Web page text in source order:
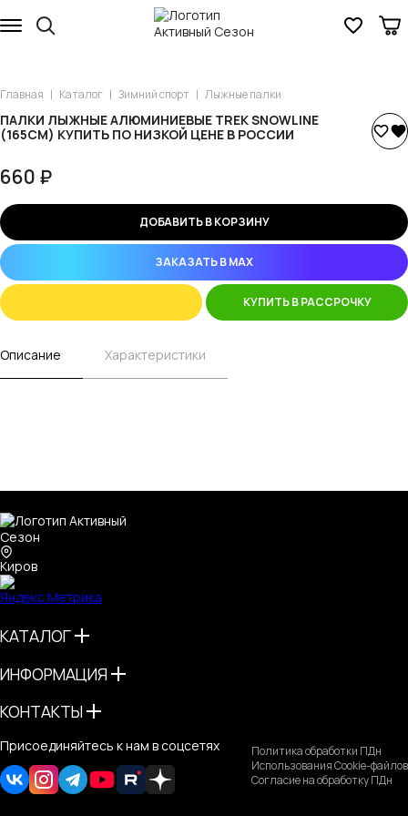
Главная Каталог Зимний спорт Лыжные палки
ПАЛКИ ЛЫЖНЫЕ АЛЮМИНИЕВЫЕ TREK SNOWLINE
(165СМ) КУПИТЬ ПО НИЗКОЙ ЦЕНЕ В РОССИИ
660 ₽
ДОБАВИТЬ В КОРЗИНУ
ЗАКАЗАТЬ В MAX
КУПИТЬ В РАССРОЧКУ
Описание Характеристики
Киров
КАТАЛОГ
ИНФОРМАЦИЯ
КОНТАКТЫ
Политика обработки ПДн
Использования Cookie-файлов
Согласие на обработку ПДн
Присоединяйтесь к нам в соцсетях